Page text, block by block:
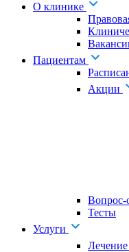
О клинике
Пациентам
Акции
Вопрос-
Тесты
Услуги
Лечение